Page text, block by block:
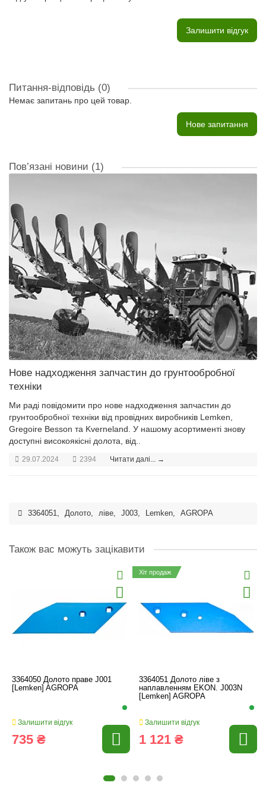
Залишити відгук
Питання-відповідь (0)
Немає запитань про цей товар.
Нове запитання
Пов’язані новини (1)
Нове надходження запчастин до грунтообробної
техніки
Ми раді повідомити про нове надходження запчастин до
грунтообробної техніки від провідних виробників Lemken,
Gregoire Besson та Kverneland. У нашому асортименті знову
доступні високоякісні долота, від..
29.07.2024 2394 Читати далі... →
3364051 Долото ліве J003 Lemken AGROPA
Також вас можуть зацікавити
3364050 Долото праве J001
[Lemken] AGROPA
Залишити відгук
735 ₴
Хіт продаж
3364051 Долото ліве з
наплавленням EKON. J003N
[Lemken] AGROPA
Залишити відгук
1 121 ₴